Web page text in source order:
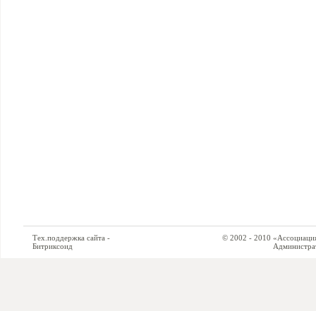
Тех.поддержка сайта -
Битриксоид
© 2002 - 2010 «Ассоциация